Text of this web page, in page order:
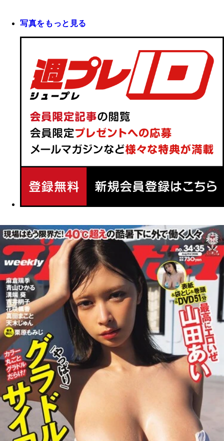
写真をもっと見る